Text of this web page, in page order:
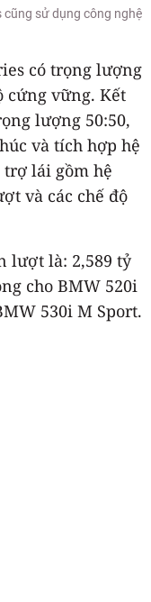
cũng sử dụng công nghệ
có trọng lượng
cứng vững. Kết
lượng 50:50,
và tích hợp hệ
lái gồm hệ
và các chế độ
lượt là: 2,589 tỷ
cho BMW 520i
530i M Sport.